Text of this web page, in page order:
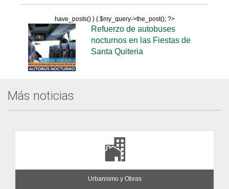
have_posts() ) { $my_query->the_post(); ?>
Refuerzo de autobuses
nocturnos en las Fiestas de
Santa Quiteria
Más noticias
Urbanismo y Obras